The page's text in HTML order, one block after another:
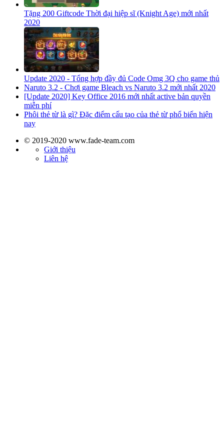
Tặng 200 Giftcode Thời đại hiệp sĩ (Knight Age) mới nhất
2020
Update 2020 - Tổng hợp đầy đủ Code Omg 3Q cho game thủ
Naruto 3.2 - Chơi game Bleach vs Naruto 3.2 mới nhất 2020
[Update 2020] Key Office 2016 mới nhất active bản quyền
miễn phí
Phôi thẻ từ là gì? Đặc điểm cấu tạo của thẻ từ phổ biến hiện
nay
© 2019-2020 www.fade-team.com
Giới thiệu
Liên hệ